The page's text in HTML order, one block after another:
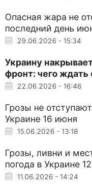
Опасная жара не
последний день
29.06.2026 - 15:34
Украину
фронт: чего
22.06.2026 - 16:46
Грозы не
Украине 16 июня
15.06.2026 - 13:18
Грозы, ливни и
погода в Украине
11.06.2026 - 14:24